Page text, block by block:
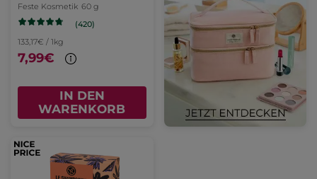
Feste Kosmetik 60 g
(420)
133,17€ / 1kg
7,99€
IN DEN
WARENKORB